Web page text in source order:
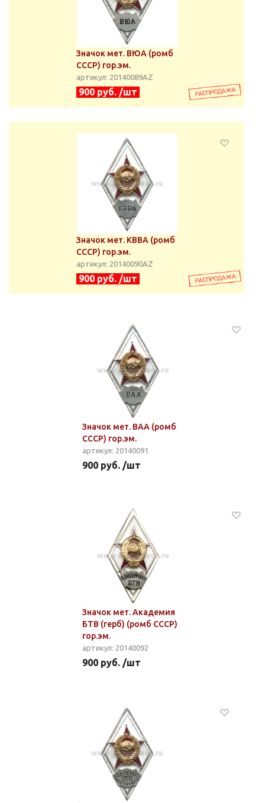
Значок мет. ВЮА (ромб
СССР) гор.эм.
артикул: 20140089АZ
900 руб. /шт
Значок мет. КВВА (ромб
СССР) гор.эм.
артикул: 20140090АZ
900 руб. /шт
Значок мет. ВАА (ромб
СССР) гор.эм.
артикул: 20140091
900 руб. /шт
Значок мет. Академия
БТВ (герб) (ромб СССР)
гор.эм.
артикул: 20140092
900 руб. /шт